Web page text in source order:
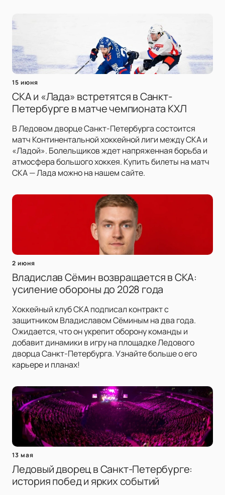
15 июня
СКА и «Лада» встретятся в Санкт-
Петербурге в матче чемпионата КХЛ
В Ледовом дворце Санкт-Петербурга состоится
матч Континентальной хоккейной лиги между СКА и
«Ладой». Болельщиков ждет напряженная борьба и
атмосфера большого хоккея. Купить билеты на матч
СКА — Лада можно на нашем сайте.
2 июня
Владислав Сёмин возвращается в СКА:
усиление обороны до 2028 года
Хоккейный клуб СКА подписал контракт с
защитником Владиславом Сёминым на два года.
Ожидается, что он укрепит оборону команды и
добавит динамики в игру на площадке Ледового
дворца Санкт-Петербурга. Узнайте больше о его
карьере и планах!
13 мая
Ледовый дворец в Санкт-Петербурге:
история побед и ярких событий